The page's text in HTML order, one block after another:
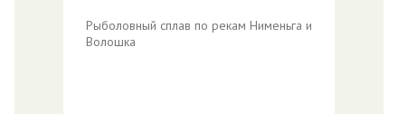
Рыболовный сплав по рекам Нименьга и
Волошка